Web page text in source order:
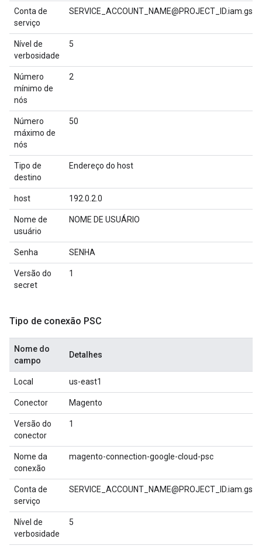
Conta de
serviço
Nível de
verbosidade
5
Número
mínimo de
nós
2
Número
máximo de
nós
50
Tipo de
destino
Endereço do host
host 192.0.2.0
Nome de
usuário
NOME DE USUÁRIO
Senha SENHA
Versão do
secret
1
Tipo de conexão PSC
Nome do
campo
Detalhes
Local us-east1
Conector Magento
Versão do
conector
1
Nome da
conexão
magento-connection-google-cloud-psc
Conta de
serviço
Nível de
verbosidade
5